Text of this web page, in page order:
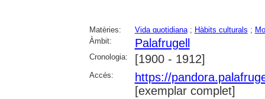
Matèries: Vida quotidiana; Hàbits culturals ;
Àmbit:
Palafrugell
Cronologia: [1900 - 1912]
Accés:
https://
[exemplar complet]